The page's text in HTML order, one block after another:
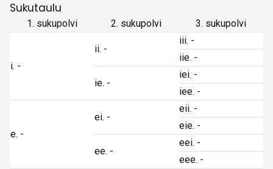
Sukutaulu
1. sukupolvi 2. sukupolvi 3. sukupolvi
i. -
ii. -
iii. -
iie. -
ie. -
iei. -
iee. -
e. -
ei. -
eii. -
eie. -
ee. -
eei. -
eee. -